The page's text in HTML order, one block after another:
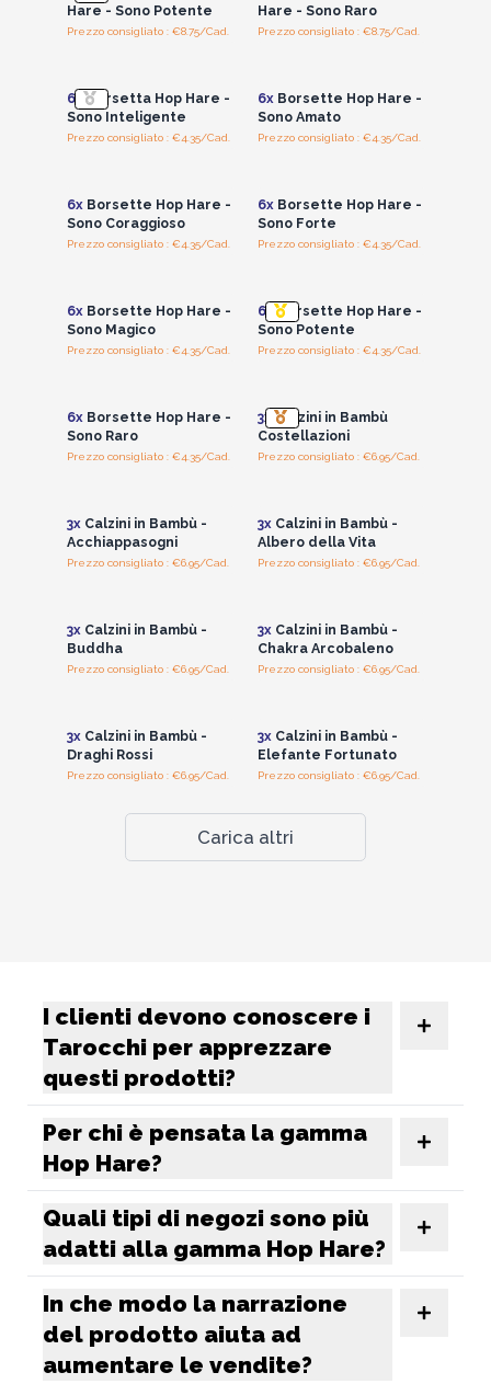
Hare - Sono Potente
Prezzo consigliato : €8.75/Cad.
Hare - Sono Raro
Prezzo consigliato : €8.75/Cad.
6x Borsetta Hop Hare -
Sono Inteligente
Prezzo consigliato : €4.35/Cad.
6xBorsette Hop Hare -
Sono Amato
Prezzo consigliato : €4.35/Cad.
6xBorsette Hop Hare -
Sono Coraggioso
Prezzo consigliato : €4.35/Cad.
6xBorsette Hop Hare -
Sono Forte
Prezzo consigliato : €4.35/Cad.
6xBorsette Hop Hare -
Sono Magico
Prezzo consigliato : €4.35/Cad.
6x Borsette Hop Hare -
Sono Potente
Prezzo consigliato : €4.35/Cad.
6xBorsette Hop Hare -
Sono Raro
Prezzo consigliato : €4.35/Cad.
3x Calzini in Bambù
Costellazioni
Prezzo consigliato : €6.95/Cad.
3xCalzini in Bambù -
Acchiappasogni
Prezzo consigliato : €6.95/Cad.
3xCalzini in Bambù -
Albero della Vita
Prezzo consigliato : €6.95/Cad.
3xCalzini in Bambù -
Buddha
Prezzo consigliato : €6.95/Cad.
3xCalzini in Bambù -
Chakra Arcobaleno
Prezzo consigliato : €6.95/Cad.
3xCalzini in Bambù -
Draghi Rossi
Prezzo consigliato : €6.95/Cad.
3xCalzini in Bambù -
Elefante Fortunato
Prezzo consigliato : €6.95/Cad.
Carica altri
I clienti devono conoscere i
Tarocchi per apprezzare
questi prodotti?
Per chi è pensata la gamma
Hop Hare?
Quali tipi di negozi sono più
adatti alla gamma Hop Hare?
In che modo la narrazione
del prodotto aiuta ad
aumentare le vendite?